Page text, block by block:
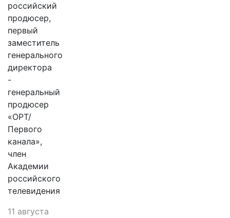
российский
продюсер,
первый
заместитель
генерального
директора
-
генеральный
продюсер
«ОРТ/
Первого
канала»,
член
Академии
российского
телевидения
11 августа